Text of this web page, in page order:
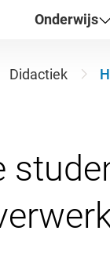
Onderwijs
Didactiek